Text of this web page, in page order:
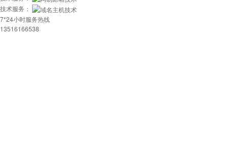
技术服务：
7*24小时服务热线
13516166538